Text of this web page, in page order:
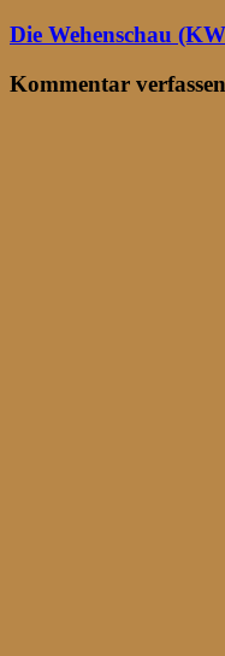
Die Wehenschau
Kommentar verfassen